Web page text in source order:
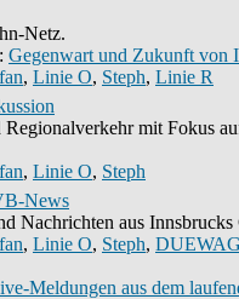
Netz.
Gegenwart und Zukunft von
, Linie O, Steph, Linie R
mit Fokus
, Linie O, Steph
News
Nachrichten aus
, Linie O, Steph,
Meldungen aus dem